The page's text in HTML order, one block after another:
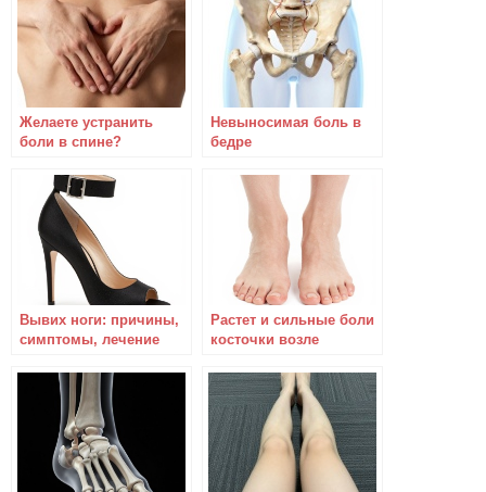
Желаете устранить
боли в спине?
Невыносимая боль в
бедре
Вывих ноги: причины,
симптомы, лечение
Растет и сильные боли
косточки возле